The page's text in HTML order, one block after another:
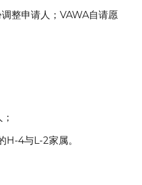
整申请人；VAWA自请愿
H-4与L-2家属。